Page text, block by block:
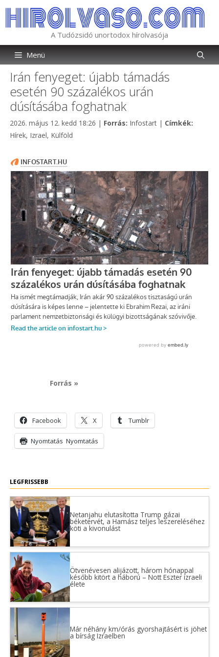
tartalomba
A Tudózsidó unortodox hírolvasója
Menü
Irán fenyeget: újabb támadás
esetén 90 százalékos urán
dúsításába foghatnak
2026. május 12. kedd 18:26 | Forrás: Kategória
Infostart | Címkék:
Hírek, Izrael, Külföld
Forrás »
Facebook X Tumblr
Nyomtatás Nyomtatás
LEGFRISSEBB
Netanjahu elutasította Trump gázai
béketervét, a Hamász teljes leszereléséhez
köti a kivonulást
Ötvenévesen alijázott, három hónappal
később kitört a háború – Nott Eszter izraeli
élete
Már néhány km/órás gyorshajtásért is jöhet
a bírság Izraelben